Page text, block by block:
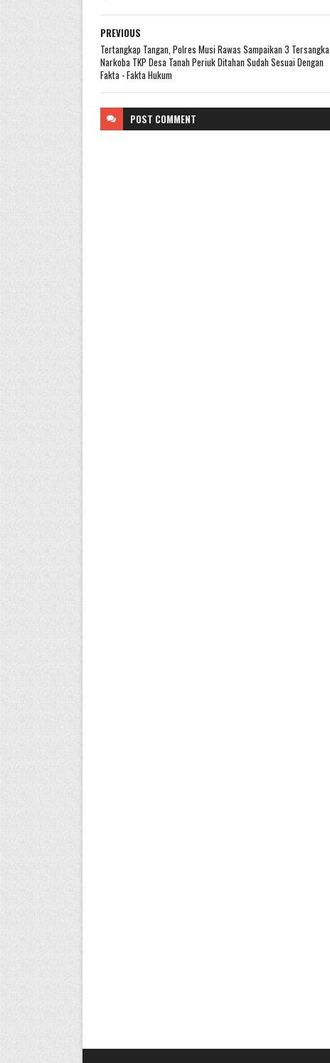
PREVIOUS
Tertangkap Tangan, Polres Musi Rawas Sampaikan 3 Tersangka
Narkoba TKP Desa Tanah Periuk Ditahan Sudah Sesuai Dengan
Fakta - Fakta Hukum
POST COMMENT